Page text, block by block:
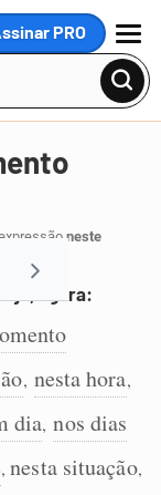
PRO
MENU
neste
agora:
, nesta hora,
dia, nos dias
,nesta situação,